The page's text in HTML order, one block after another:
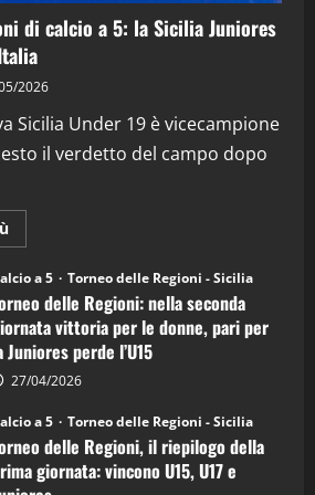
in Podcast
in Podcast: 26^ Puntata
08/04/2026
di calcio a 5: la Sicilia Juniores
2026
Sicilia Under 19 è vicecampione
il verdetto del campo dopo
informazioni
Torneo
delle
Regioni
di
calcio
a
5:
la
Juniores
è
vicecampione
d’Italia
a 5 Torneo delle Regioni - Sicilia
delle Regioni: nella seconda
vittoria per le donne, pari per
Juniores perde l’U15
27/04/2026
a 5 Torneo delle Regioni - Sicilia
delle Regioni, il riepilogo della
giornata: vincono U15, U17 e